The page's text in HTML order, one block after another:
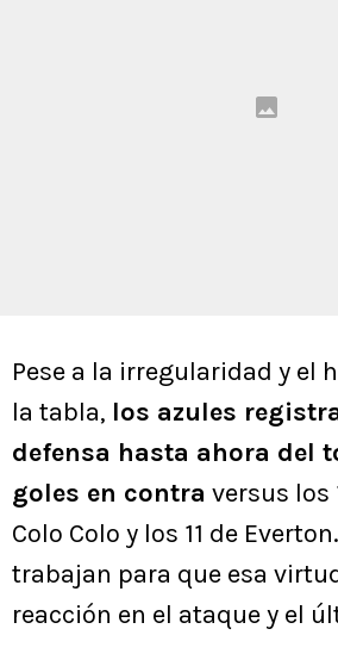
Pese a la irregularidad y el
la tabla, los azules
defensa hasta ahora del
goles en contra versus los
Colo Colo y los 11 de
trabajan para que esa
reacción en el ataque y el